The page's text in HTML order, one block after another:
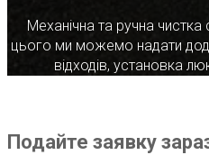
Механічна та ручна
цього ми можемо надати
відходів, установка
Подайте заявку